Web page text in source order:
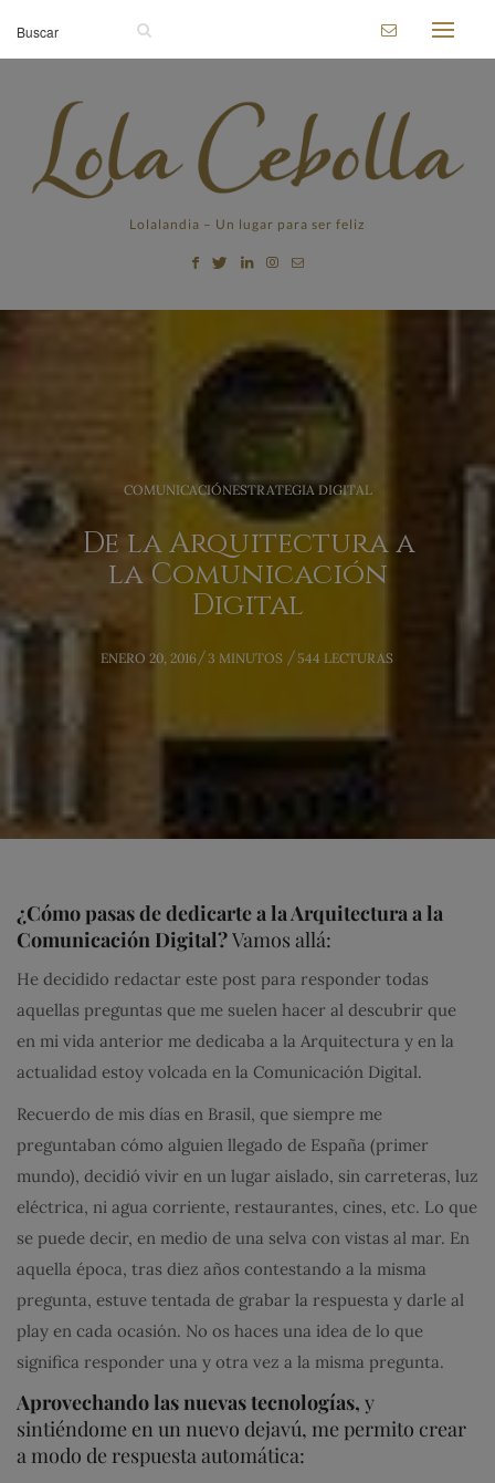
Lolalandia – Un lugar para ser feliz
COMUNICACIÓNESTRATEGIA DIGITAL
De la Arquitectura a
la Comunicación
Digital
POSTED
ENERO 20, 2016 3 MINUTOS 544 LECTURAS
¿Cómo pasas de dedicarte a la Arquitectura a la
Comunicación Digital?Vamos allá:
He decidido redactar este post para responder todas
aquellas preguntas que me suelen hacer al descubrir que
en mi vida anterior me dedicaba a la Arquitectura y en la
actualidad estoy volcada en la Comunicación Digital.
Recuerdo de mis días en Brasil, que siempre me
preguntaban cómo alguien llegado de España (primer
mundo), decidió vivir en un lugar aislado, sin carreteras, luz
eléctrica, ni agua corriente, restaurantes, cines, etc. Lo que
se puede decir, en medio de una selva con vistas al mar. En
aquella época, tras diez años contestando a la misma
pregunta, estuve tentada de grabar la respuesta y darle al
play en cada ocasión. No os haces una idea de lo que
significa responder una y otra vez a la misma pregunta.
Aprovechando las nuevas tecnologías, y
sintiéndome en un nuevo dejavú, me permito crear
a modo de respuesta automática: